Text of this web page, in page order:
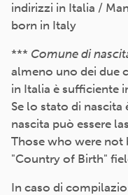
indirizzi in Italia /
born in Italy
*** Comune di
almeno uno dei due
in Italia è sufficiente
Se lo stato di
nascita può essere
Those who were
"Country of Birth"
In caso di